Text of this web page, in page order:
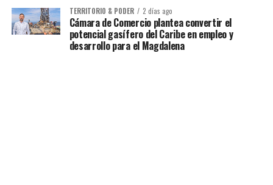
TERRITORIO & PODER 2 días ago
Cámara de Comercio plantea convertir el
potencial gasífero del Caribe en empleo y
desarrollo para el Magdalena